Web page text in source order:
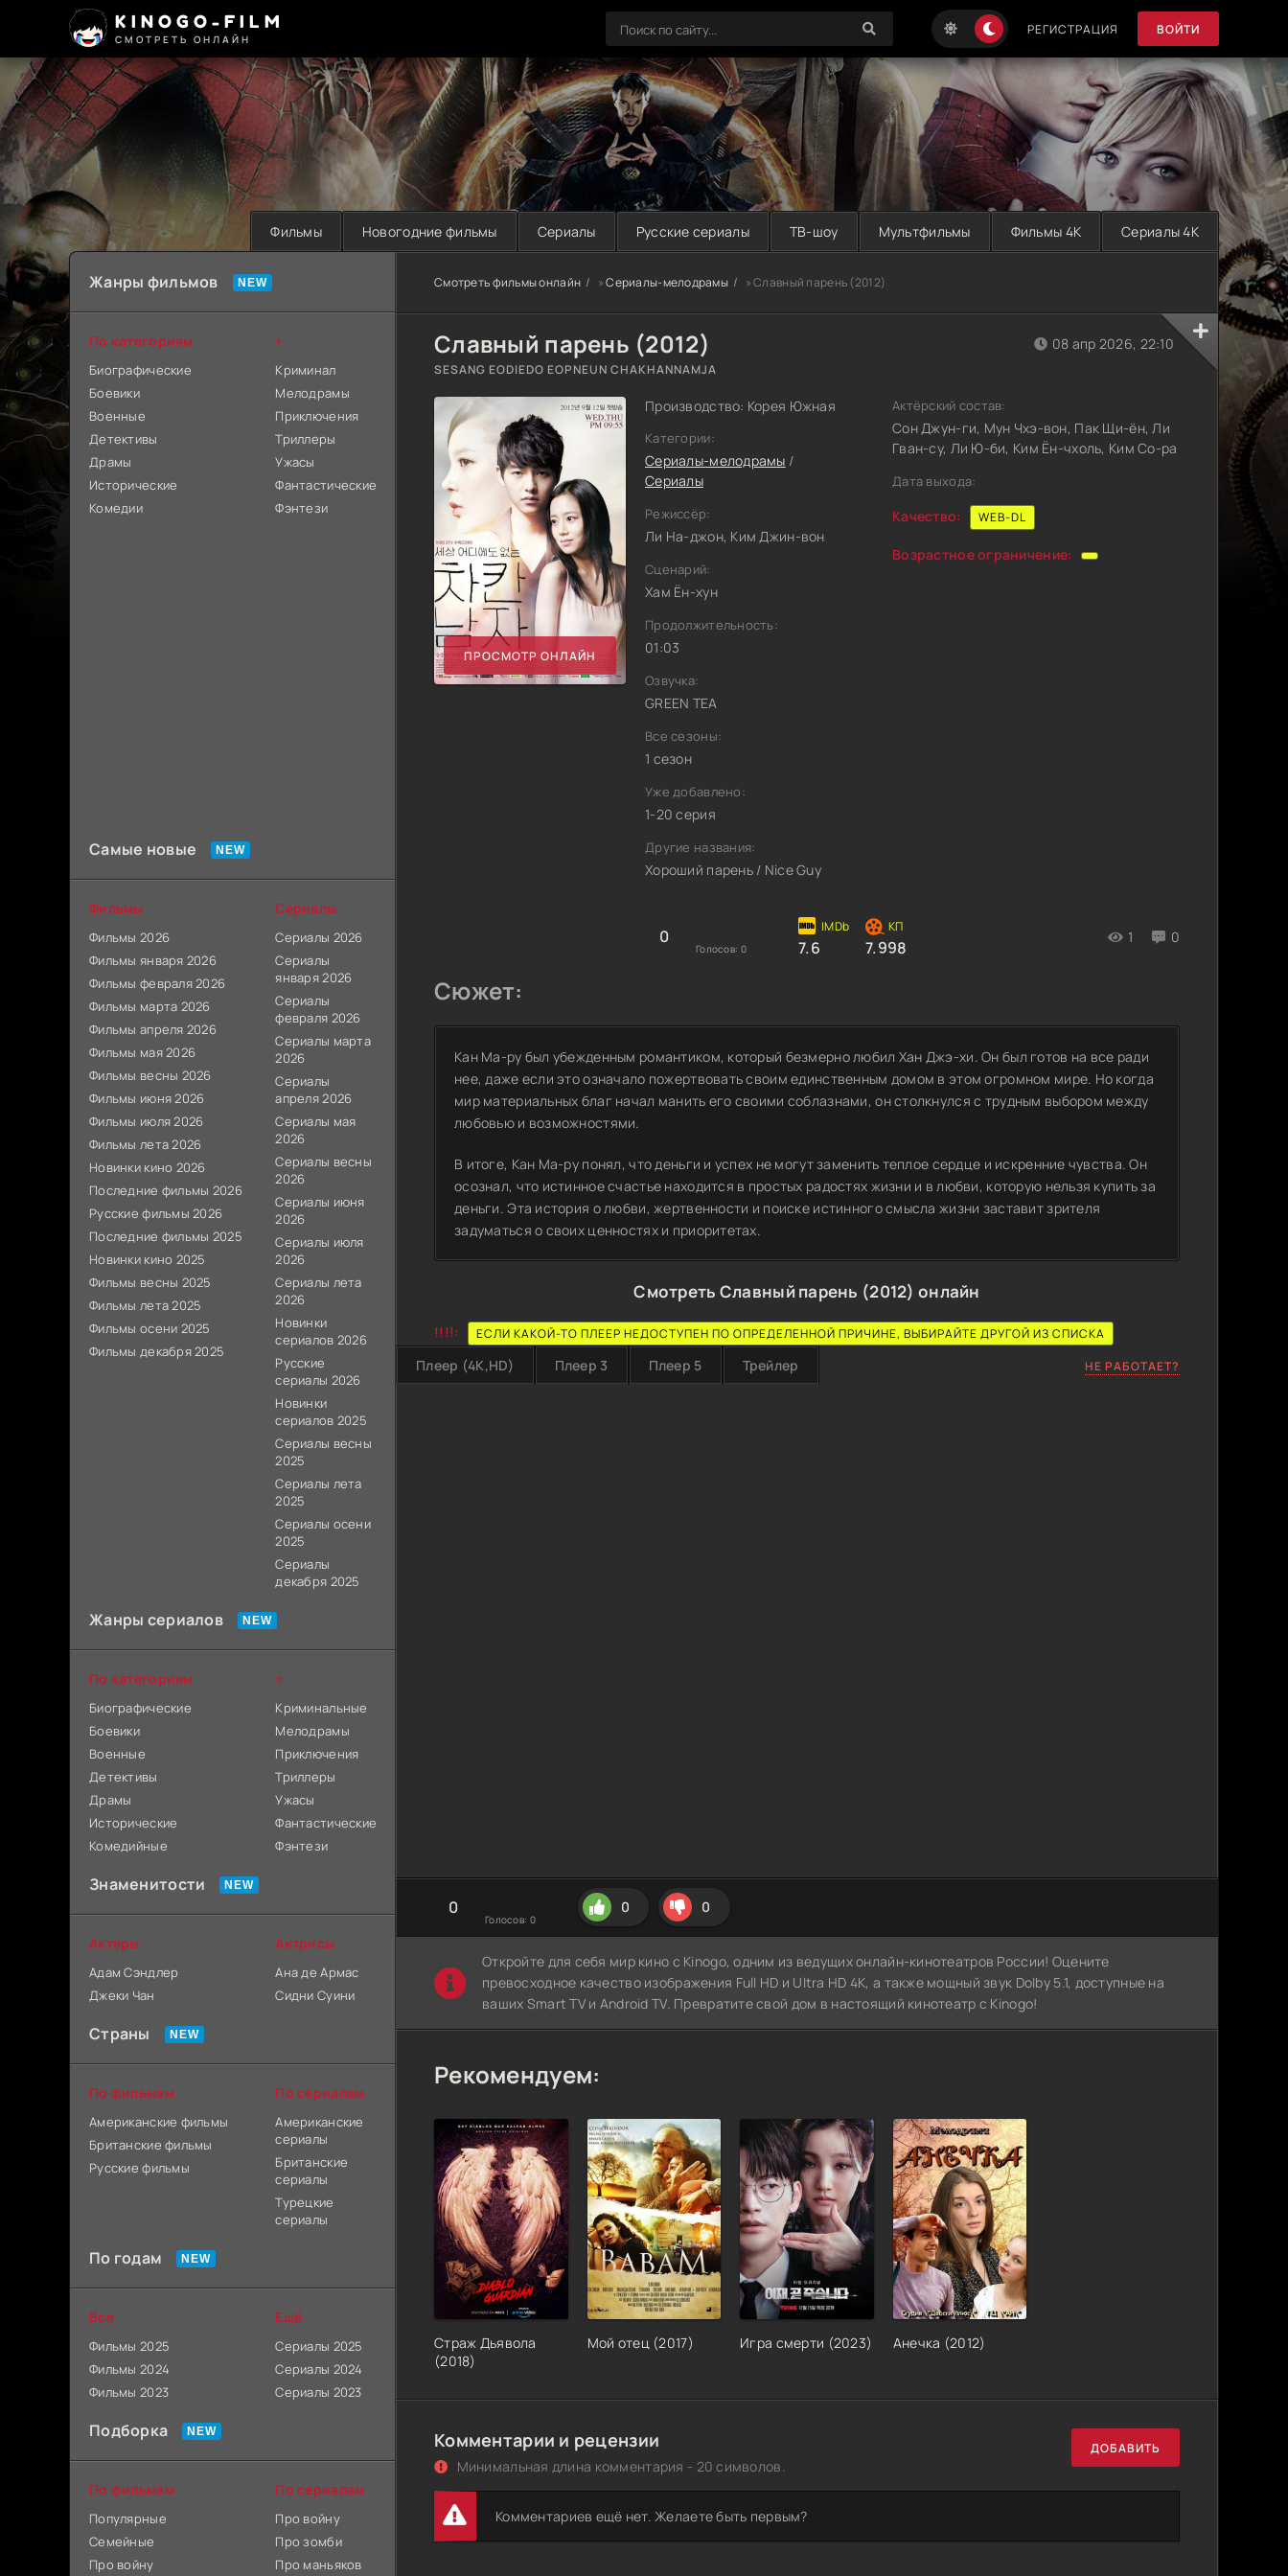
KINOGO-FILM
СМОТРЕТЬ ОНЛАЙН
РЕГИСТРАЦИЯ ВОЙТИ
Фильмы Новогодние фильмы Сериалы Русские сериалы ТВ-шоу Мультфильмы Фильмы 4K Сериалы 4K
Смотреть фильмы онлайн »Сериалы-мелодрамы » Славный парень (2012)
Славный парень (2012)
SESANG EODIEDO EOPNEUN CHAKHANNAMJA
ПРОСМОТР ОНЛАЙН
Производство: Корея Южная
Категории:
Сериалы-мелодрамы /
Сериалы
Режиссёр:
Ли На-джон, Ким Джин-вон
Сценарий:
Хам Ён-хун
Продолжительность:
01:03
Озвучка:
GREEN TEA
Все сезоны:
1 сезон
Уже добавлено:
1-20 серия
Другие названия:
Хороший парень / Nice Guy
0
Голосов: 0 7.6 7.998
1 0
08 апр 2026, 22:10
Актёрский состав:
Сон Джун-ги, Мун Чхэ-вон, Пак Щи-ён, Ли
Гван-су, Ли Ю-би, Ким Ён-чхоль, Ким Со-ра
Дата выхода:
Качество: WEB-DL
Возрастное ограничение:
Сюжет:
Кан Ма-ру был убежденным романтиком, который безмерно любил Хан Джэ-хи. Он был готов на все ради
нее, даже если это означало пожертвовать своим единственным домом в этом огромном мире. Но когда
мир материальных благ начал манить его своими соблазнами, он столкнулся с трудным выбором между
любовью и возможностями.
В итоге, Кан Ма-ру понял, что деньги и успех не могут заменить теплое сердце и искренние чувства. Он
осознал, что истинное счастье находится в простых радостях жизни и в любви, которую нельзя купить за
деньги. Эта история о любви, жертвенности и поиске истинного смысла жизни заставит зрителя
задуматься о своих ценностях и приоритетах.
Смотреть Славный парень (2012) онлайн
!!!!: ЕСЛИ КАКОЙ-ТО ПЛЕЕР НЕДОСТУПЕН ПО ОПРЕДЕЛЕННОЙ ПРИЧИНЕ, ВЫБИРАЙТЕ ДРУГОЙ ИЗ СПИСКА
Плеер (4K,HD) Плеер 3 Плеер 5 Трейлер НЕ РАБОТАЕТ?
0
Голосов: 0
0 0
Откройте для себя мир кино с Kinogo, одним из ведущих онлайн-кинотеатров России! Оцените
превосходное качество изображения Full HD и Ultra HD 4K, а также мощный звук Dolby 5.1, доступные на
ваших Smart TV и Android TV. Превратите свой дом в настоящий кинотеатр с Kinogo!
Рекомендуем:
Страж Дьявола
(2018)
Мой отец (2017) Игра смерти (2023) Анечка (2012)
Комментарии и рецензии
Минимальная длина комментария - 20 символов.
ДОБАВИТЬ
Комментариев ещё нет. Желаете быть первым?
Жанры фильмов
По категориям
Биографические
Боевики
Военные
Детективы
Драмы
Исторические
Комедии
+
Криминал
Мелодрамы
Приключения
Триллеры
Ужасы
Фантастические
Фэнтези
Самые новые
Фильмы
Фильмы 2026
Фильмы января 2026
Фильмы февраля 2026
Фильмы марта 2026
Фильмы апреля 2026
Фильмы мая 2026
Фильмы весны 2026
Фильмы июня 2026
Фильмы июля 2026
Фильмы лета 2026
Новинки кино 2026
Последние фильмы 2026
Русские фильмы 2026
Последние фильмы 2025
Новинки кино 2025
Фильмы весны 2025
Фильмы лета 2025
Фильмы осени 2025
Фильмы декабря 2025
Сериалы
Сериалы 2026
Сериалы
января 2026
Сериалы
февраля 2026
Сериалы марта
2026
Сериалы
апреля 2026
Сериалы мая
2026
Сериалы весны
2026
Сериалы июня
2026
Сериалы июля
2026
Сериалы лета
2026
Новинки
сериалов 2026
Русские
сериалы 2026
Новинки
сериалов 2025
Сериалы весны
2025
Сериалы лета
2025
Сериалы осени
2025
Сериалы
декабря 2025
Жанры сериалов
По категориям
Биографические
Боевики
Военные
Детективы
Драмы
Исторические
Комедийные
+
Криминальные
Мелодрамы
Приключения
Триллеры
Ужасы
Фантастические
Фэнтези
Знаменитости
Актеры
Адам Сэндлер
Джеки Чан
Актрисы
Ана де Армас
Сидни Суини
Страны
По фильмам
Американские фильмы
Британские фильмы
Русские фильмы
По сериалам
Американские
сериалы
Британские
сериалы
Турецкие
сериалы
По годам
Все
Фильмы 2025
Фильмы 2024
Фильмы 2023
Ещё
Сериалы 2025
Сериалы 2024
Сериалы 2023
Подборка
По фильмам
Популярные
Семейные
Про войну
По сериалам
Про войну
Про зомби
Про маньяков